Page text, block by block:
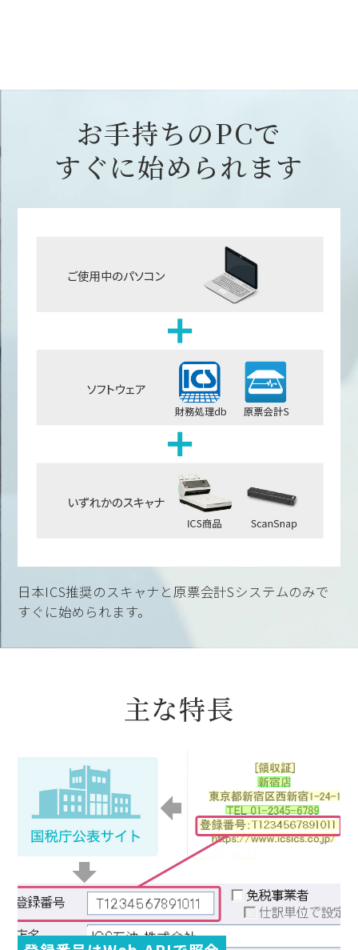
お手持ちのPCで
すぐに始められます
日本ICS推奨のスキャナと原票会計Sシステムのみで
すぐに始められます。
主な特長